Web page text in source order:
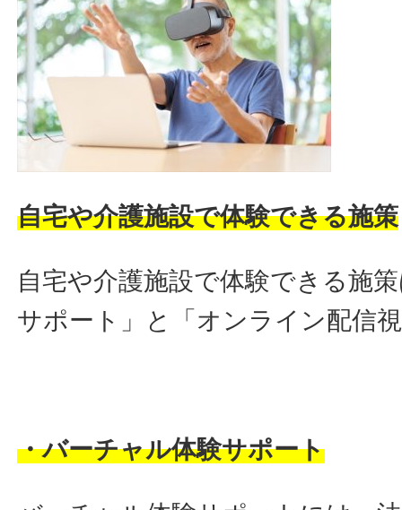
自宅や介護施設で体験できる施策
自宅や介護施設で体験できる施
サポート」と「オンライン配信
・バーチャル体験サポート